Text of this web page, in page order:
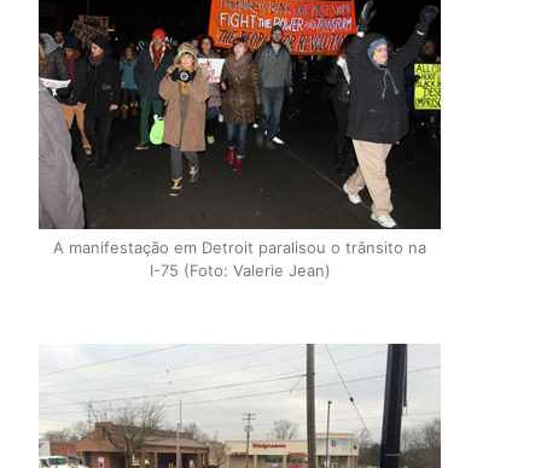
A manifestação em Detroit paralisou o trânsito na
I-75 (Foto: Valerie Jean)